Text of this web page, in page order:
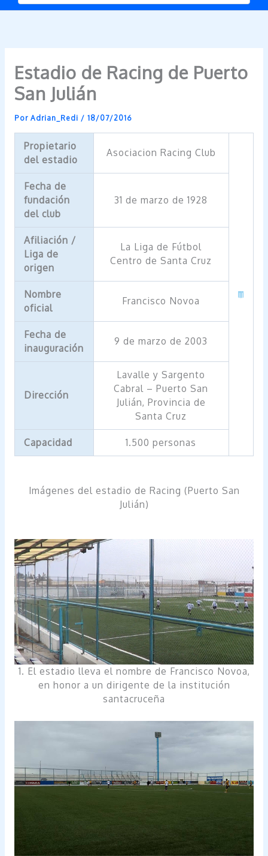
Estadio de Racing de Puerto
San Julián
Por Adrian_Redi / 18/07/2016
Propietario
del estadio
Asociacion Racing Club
Fecha de
fundación
del club
31 de marzo de 1928
Afiliación /
Liga de
origen
La Liga de Fútbol
Centro de Santa Cruz
Nombre
oficial
Francisco Novoa
Fecha de
inauguración
9 de marzo de 2003
Dirección
Lavalle y Sargento
Cabral – Puerto San
Julián, Provincia de
Santa Cruz
Capacidad 1.500 personas
Imágenes del estadio de Racing (Puerto San
Julián)
1. El estadio lleva el nombre de Francisco Novoa,
en honor a un dirigente de la institución
santacruceña